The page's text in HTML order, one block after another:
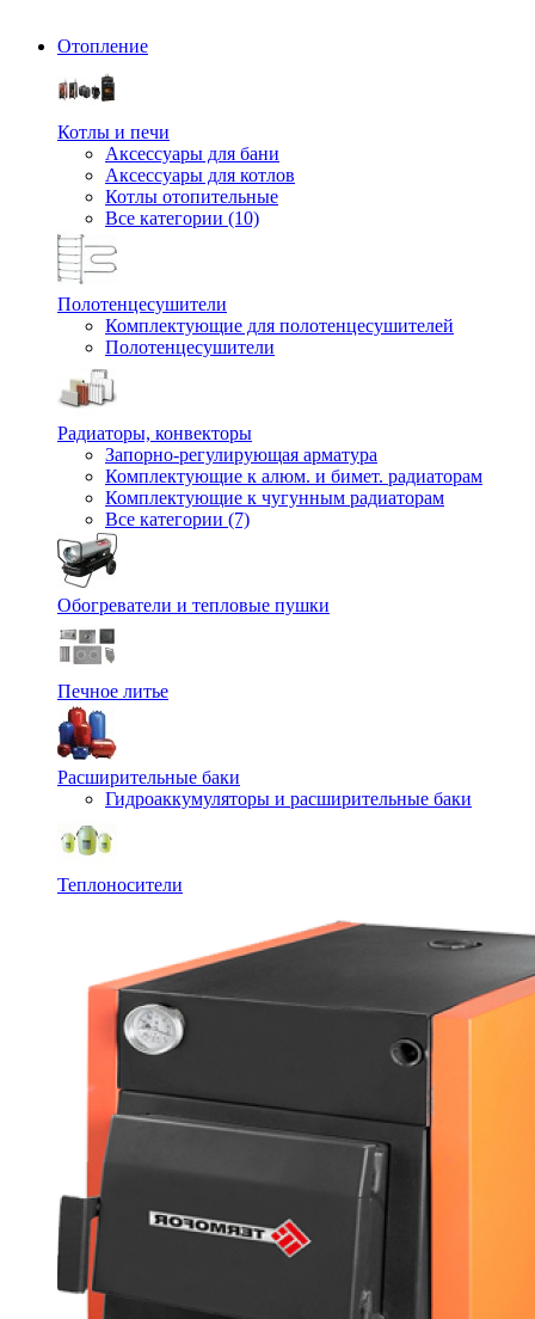
Отопление
Котлы и печи
Аксессуары для бани
Аксессуары для котлов
Котлы отопительные
Все категории (10)
Полотенцесушители
Комплектующие для полотенцесушителей
Полотенцесушители
Радиаторы, конвекторы
Запорно-регулирующая арматура
Комплектующие к алюм. и бимет. радиаторам
Комплектующие к чугунным радиаторам
Все категории (7)
Обогреватели и тепловые пушки
Печное литье
Расширительные баки
Гидроаккумуляторы и расширительные баки
Теплоносители